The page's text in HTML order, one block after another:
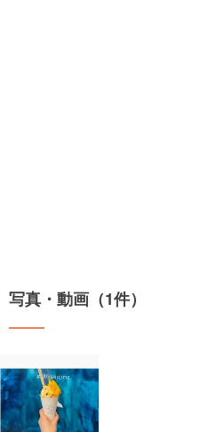
写真・動画（1件）